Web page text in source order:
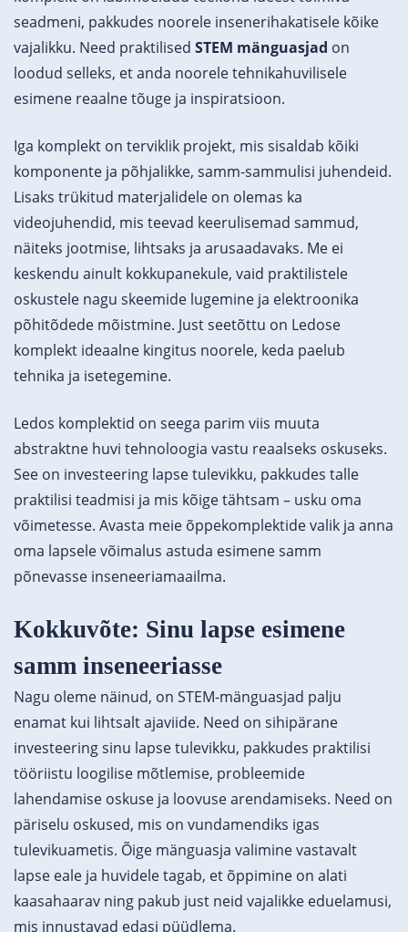
seadmeni, pakkudes noorele insenerihakatisele kõike
vajalikku. Need praktilised STEM mänguasjad on
loodud selleks, et anda noorele tehnikahuvilisele
esimene reaalne tõuge ja inspiratsioon.
Iga komplekt on terviklik projekt, mis sisaldab kõiki
komponente ja põhjalikke, samm-sammulisi juhendeid.
Lisaks trükitud materjalidele on olemas ka
videojuhendid, mis teevad keerulisemad sammud,
näiteks jootmise, lihtsaks ja arusaadavaks. Me ei
keskendu ainult kokkupanekule, vaid praktilistele
oskustele nagu skeemide lugemine ja elektroonika
põhitõdede mõistmine. Just seetõttu on Ledose
komplekt ideaalne kingitus noorele, keda paelub
tehnika ja isetegemine.
Ledos komplektid on seega parim viis muuta
abstraktne huvi tehnoloogia vastu reaalseks oskuseks.
See on investeering lapse tulevikku, pakkudes talle
praktilisi teadmisi ja mis kõige tähtsam – usku oma
võimetesse. Avasta meie õppekomplektide valik ja anna
oma lapsele võimalus astuda esimene samm
põnevasse inseneeriamaailma.
Kokkuvõte: Sinu lapse esimene
samm inseneeriasse
Nagu oleme näinud, on STEM-mänguasjad palju
enamat kui lihtsalt ajaviide. Need on sihipärane
investeering sinu lapse tulevikku, pakkudes praktilisi
tööriistu loogilise mõtlemise, probleemide
lahendamise oskuse ja loovuse arendamiseks. Need on
päriselu oskused, mis on vundamendiks igas
tulevikuametis. Õige mänguasja valimine vastavalt
lapse eale ja huvidele tagab, et õppimine on alati
kaasahaarav ning pakub just neid vajalikke eduelamusi,
mis innustavad edasi püüdlema.